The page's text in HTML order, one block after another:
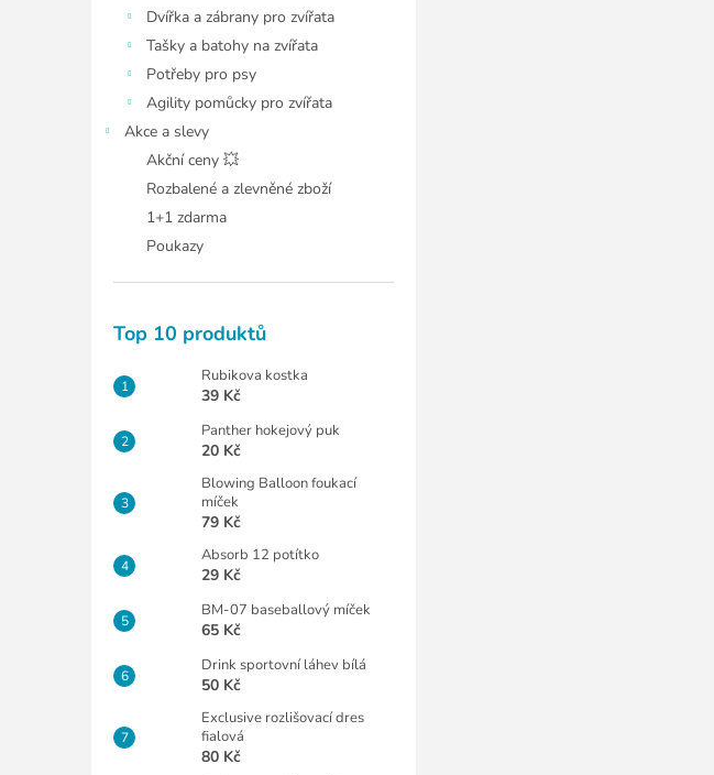
Dvířka a zábrany pro zvířata
Tašky a batohy na zvířata
Potřeby pro psy
Agility pomůcky pro zvířata
Akce a slevy
Akční ceny 💥
Rozbalené a zlevněné zboží
1+1 zdarma
Poukazy
Top 10 produktů
Rubikova kostka
39 Kč
Panther hokejový puk
20 Kč
Blowing Balloon foukací
míček
79 Kč
Absorb 12 potítko
29 Kč
BM-07 baseballový míček
65 Kč
Drink sportovní láhev bílá
50 Kč
Exclusive rozlišovací dres
fialová
80 Kč